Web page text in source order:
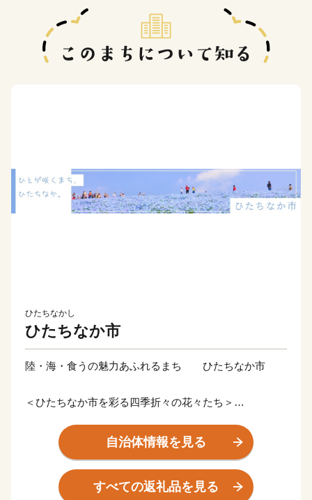
ひたちなかし
ひたちなか市
陸・海・食うの魅力あふれるまち ひたちなか市
＜ひたちなか市を彩る四季折々の花々たち＞
かな春が訪れる頃、国営ひたち海浜公園では、香り高く
色鮮やかなスイセン、カラフルで可愛らしいチューリッ
プ、そして、『死ぬまでに行きたい！世界の絶景』と評
され空の青・海の青のハーモニーが美しいネモフィラが
自治体情報を見る
すべての返礼品を見る